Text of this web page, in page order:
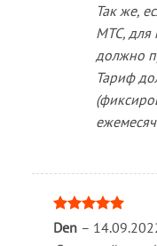
Так же,
МТС, для
должно
Тариф
Оценка5
Den –